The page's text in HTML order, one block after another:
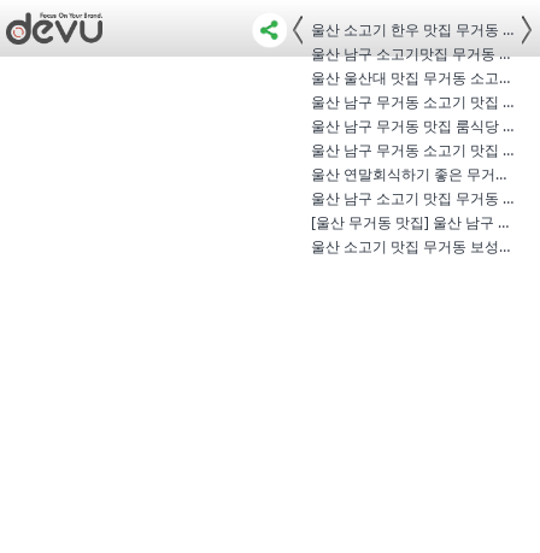
울산 소고기 한우 맛집 무거동 보성녹…
울산 남구 소고기맛집 무거동 보성녹…
울산 울산대 맛집 무거동 소고기 무거…
울산 남구 무거동 소고기 맛집 보성녹…
울산 남구 무거동 맛집 룸식당 보성녹…
울산 남구 무거동 소고기 맛집 숙성 …
울산 연말회식하기 좋은 무거동 소고…
울산 남구 소고기 맛집 무거동 보성녹…
[울산 무거동 맛집] 울산 남구 소고기 …
울산 소고기 맛집 무거동 보성녹돈 명…